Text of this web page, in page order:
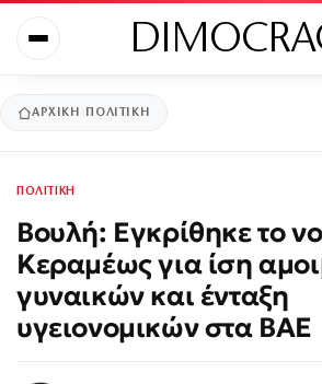
ΑΡΧΙΚΉ ΠΟΛΙΤΙΚΗ
ΠΟΛΙΤΙΚΗ
Βουλή: Εγκρίθηκε το
Κεραμέως για ίση
γυναικών και ένταξη
υγειονομικών στα ΒΑΕ